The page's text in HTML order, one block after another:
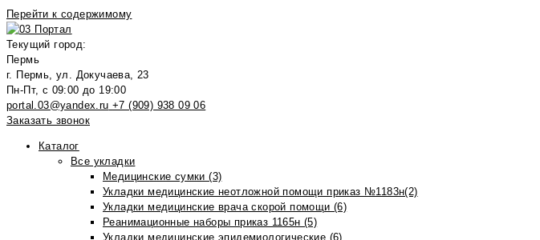
Перейти к содержимому
Текущий город:
Пермь
г. Пермь, ул. Докучаева, 23
Пн-Пт, с 09:00 до 19:00
portal.03@yandex.ru +7 (909) 938 09 06
Заказать звонок
Каталог
Все укладки
Медицинские сумки (3)
Укладки медицинские неотложной помощи приказ №1183н(2)
Укладки медицинские врача скорой помощи (6)
Реанимационные наборы приказ 1165н (5)
Укладки медицинские эпидемиологические (6)